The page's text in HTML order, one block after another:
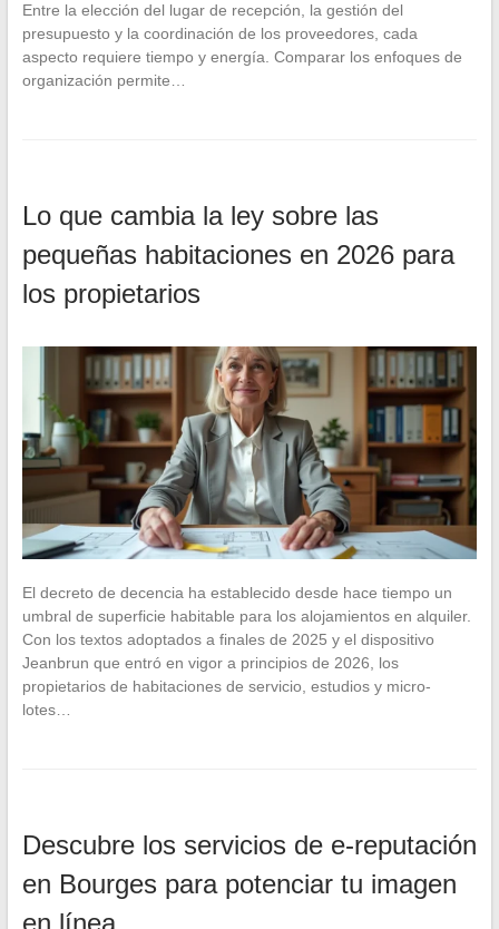
Entre la elección del lugar de recepción, la gestión del
presupuesto y la coordinación de los proveedores, cada
aspecto requiere tiempo y energía. Comparar los enfoques de
organización permite…
Lo que cambia la ley sobre las
pequeñas habitaciones en 2026 para
los propietarios
El decreto de decencia ha establecido desde hace tiempo un
umbral de superficie habitable para los alojamientos en alquiler.
Con los textos adoptados a finales de 2025 y el dispositivo
Jeanbrun que entró en vigor a principios de 2026, los
propietarios de habitaciones de servicio, estudios y micro-
lotes…
Descubre los servicios de e-reputación
en Bourges para potenciar tu imagen